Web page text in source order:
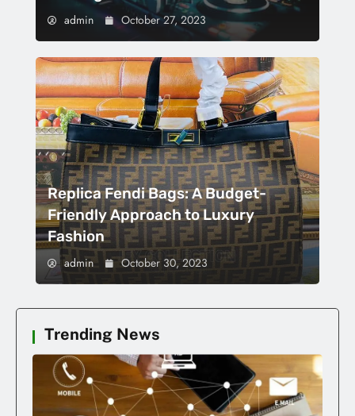
admin October 27, 2023
Replica Fendi Bags: A Budget-
Friendly Approach to Luxury
Fashion
admin October 30, 2023
Trending News